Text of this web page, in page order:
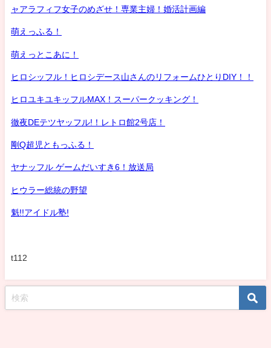
ャアラフィフ女子のめざせ！専業主婦！婚活計画編
萌えっふる！
萌えっとこあに！
ヒロシッフル！ヒロシデース山さんのリフォームひとりDIY！！
ヒロユキユキッフルMAX！スーパークッキング！
徹夜DEテツヤッフル!！レトロ館2号店！
剛Q超児ともっふる！
ヤナッフル ゲームだいすき6！放送局
ヒウラー総統の野望
魁!!アイドル塾!
t112